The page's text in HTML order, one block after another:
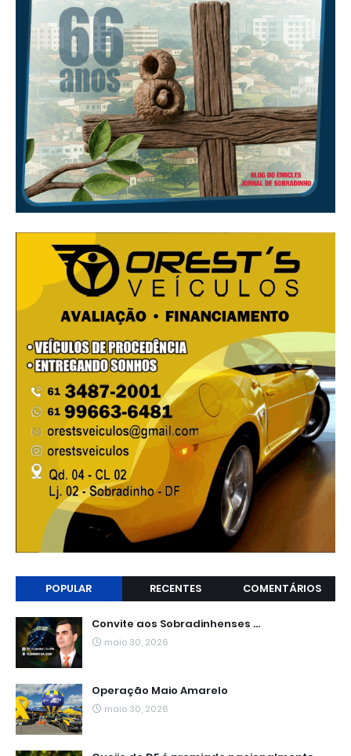
POPULAR RECENTES COMENTÁRIOS
Convite aos Sobradinhenses ...
maio 30, 2026
Operação Maio Amarelo
maio 30, 2026